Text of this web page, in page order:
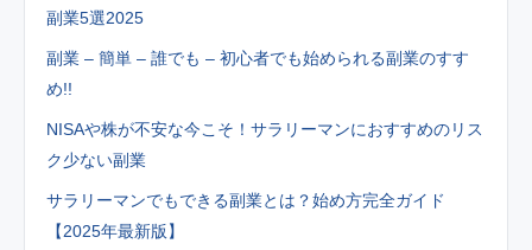
副業5選2025
副業 – 簡単 – 誰でも – 初心者でも始められる副業のすす
め!!
NISAや株が不安な今こそ！サラリーマンにおすすめのリス
ク少ない副業
サラリーマンでもできる副業とは？始め方完全ガイド
【2025年最新版】